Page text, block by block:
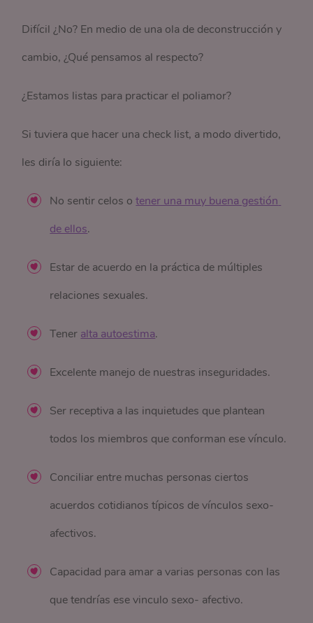
Difícil ¿No? En medio de una ola de deconstrucción y
cambio, ¿Qué pensamos al respecto?
¿Estamos listas para practicar el poliamor?
Si tuviera que hacer una check list, a modo divertido,
les diría lo siguiente:
No sentir celos otener una muy buena gestión
de ellos.
Estar de acuerdo en la práctica de múltiples
relaciones sexuales.
Tener alta autoestima.
Excelente manejo de nuestras inseguridades.
Ser receptiva a las inquietudes que plantean
todos los miembros que conforman ese vínculo.
Conciliar entre muchas personas ciertos
acuerdos cotidianos típicos de vínculos sexo-
afectivos.
Capacidad para amar a varias personas con las
que tendrías ese vinculo sexo- afectivo.